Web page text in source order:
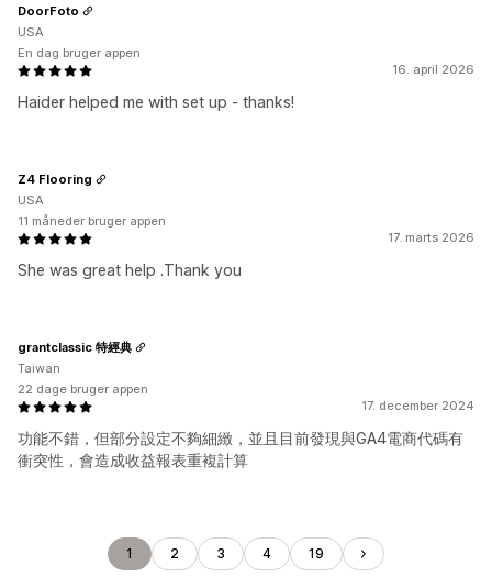
16. april 2026
Haider helped me with set up - thanks!
DoorFoto
USA
En dag bruger appen
17. marts 2026
She was great help .Thank you
Z4 Flooring
USA
11 måneder bruger appen
17. december 2024
功能不錯，但部分設定不夠細緻，並且目前發現與GA4電商代碼有
衝突性，會造成收益報表重複計算
grantclassic 特經典
Taiwan
22 dage bruger appen
1 2 3 4 19